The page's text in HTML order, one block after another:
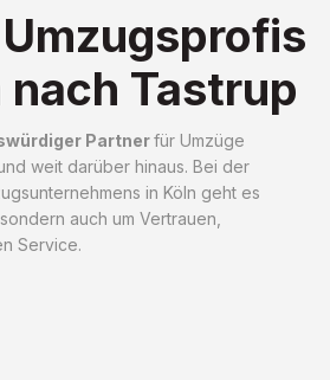
nach Tastrup
Partnerfür Umzüge
weit darüber hinaus. Bei der
in Köln geht es
auch um Vertrauen,
Service.